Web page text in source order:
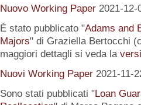
Nuovo Working Paper 2021-12-
È stato pubblicato "Adams and
Majors" di Graziella Bertocchi
maggiori dettagli si veda la
Nuovi Working Paper 2021-11-
Sono stati pubblicati "Loan